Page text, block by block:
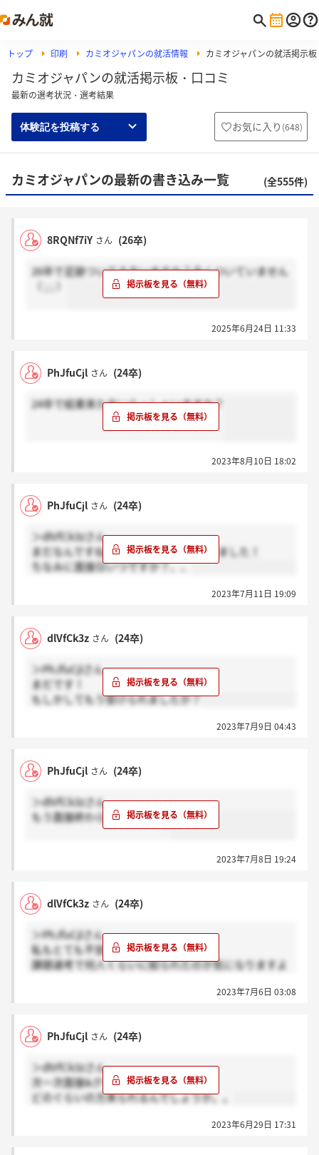
トップ 印刷 カミオジャパンの就活情報 カミオジャパンの就活掲示板
カミオジャパンの就活掲示板・口コミ
最新の選考状況・選考結果
体験記を投稿する お気に入り (648)
カミオジャパンの最新の書き込み一覧 (全555件)
8RQNf7iY さん (26卒)
26卒で足跡ついてる方いますか？全くついていません
2025年6月24日 11:33
PhJfuCjl さん (24卒)
24卒で結果来た方いらっしゃいますか？
2023年8月10日 18:02
PhJfuCjl さん (24卒)
＞dlVfCk3zさん
まだなんですね！私は今月の5日に受けました！
ちなみに面接日いつですか？、、
2023年7月11日 19:09
dlVfCk3z さん (24卒)
＞PhJfuCjlさん
まだです！
もしかしてもう受けられましたか？
2023年7月9日 04:43
PhJfuCjl さん (24卒)
＞dlVfCk3zさん
もう面接終わられましたか？
2023年7月8日 19:24
dlVfCk3z さん (24卒)
＞PhJfuCjlさん
私もとても不安です・・・！
課題選考で何人くらいに絞られたのか気になりますよ
2023年7月6日 03:08
PhJfuCjl さん (24卒)
＞dlVfCk3zさん
次一次面接&グループ討議で緊張です...
どのぐらいの方来られるんでしょうか。。
2023年6月29日 17:31